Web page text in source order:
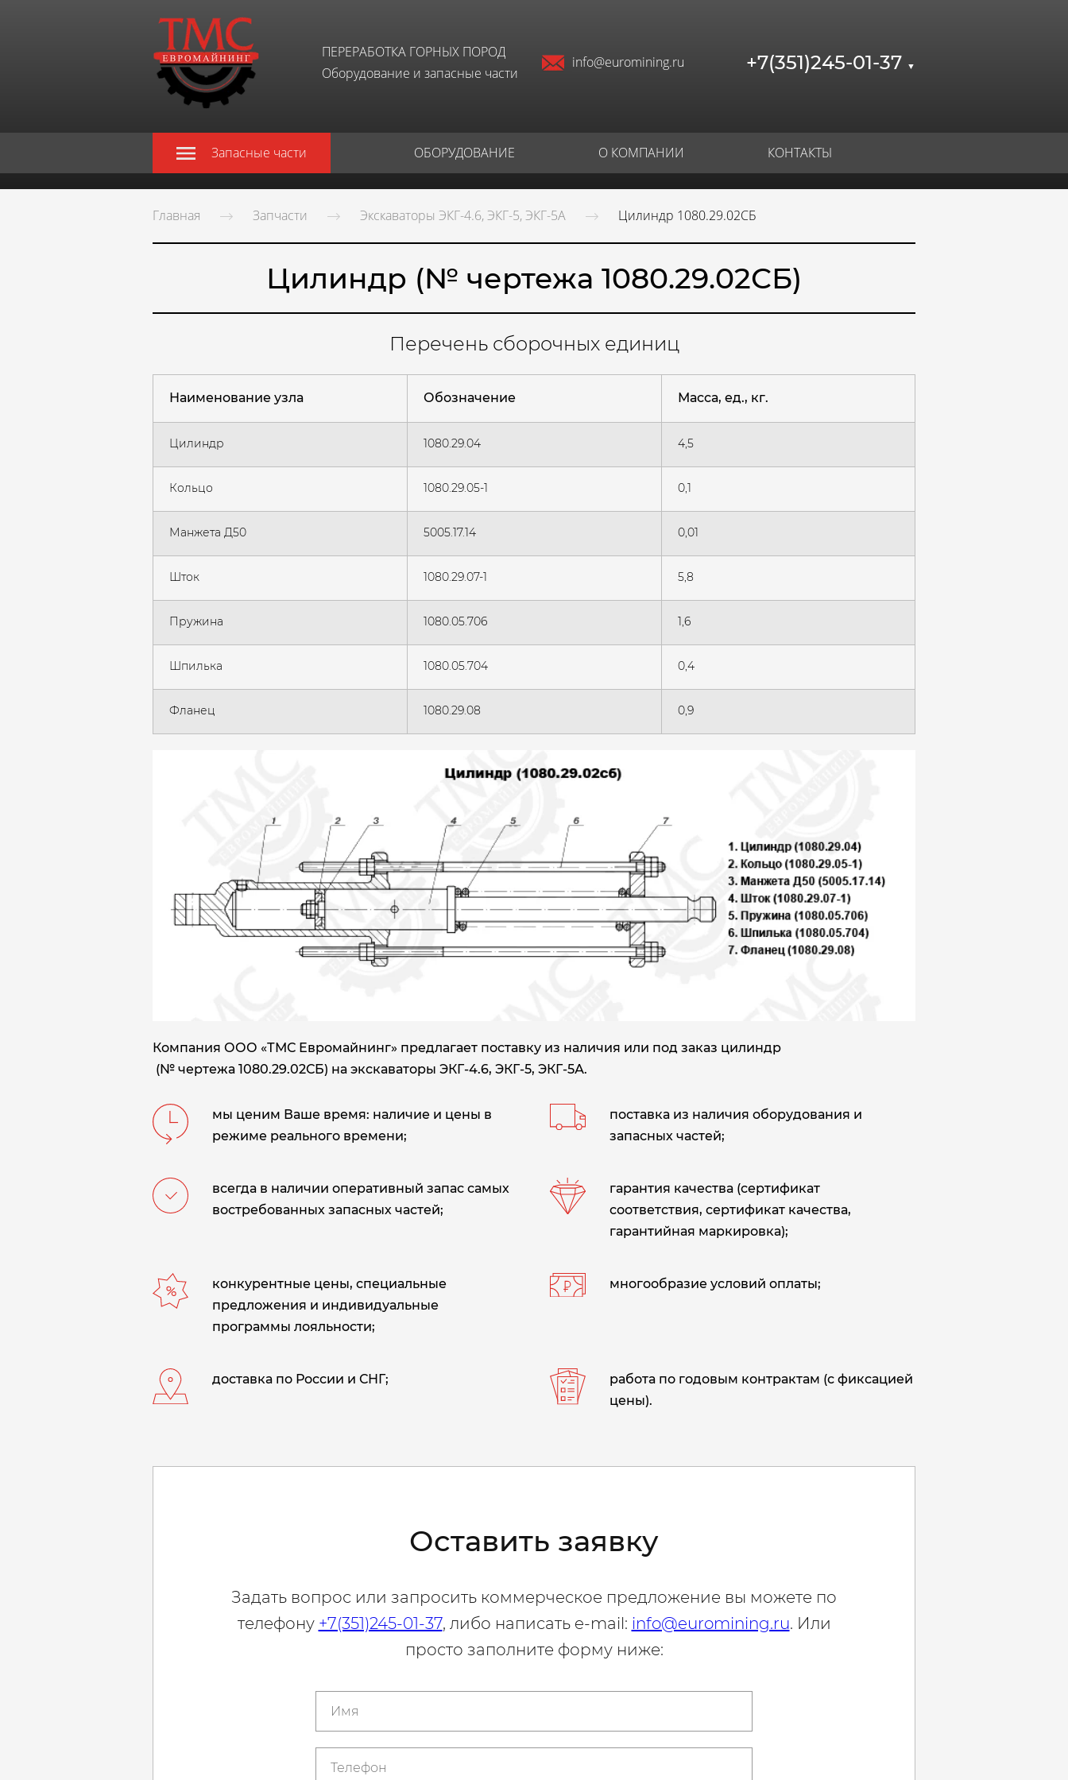
ПЕРЕРАБОТКА ГОРНЫХ ПОРОД
Оборудование и запасные части
info@euromining.ru +7(351)245-01-37 ▼
Запасные части ОБОРУДОВАНИЕ О КОМПАНИИ КОНТАКТЫ
Главная Запчасти Экскаваторы ЭКГ-4.6, ЭКГ-5, ЭКГ-5А Цилиндр 1080.29.02СБ
Цилиндр (№ чертежа 1080.29.02СБ)
Перечень сборочных единиц
Наименование узла Обозначение Масса, ед., кг.
Цилиндр 1080.29.04 4,5
Кольцо 1080.29.05-1 0,1
Манжета Д50 5005.17.14 0,01
Шток 1080.29.07-1 5,8
Пружина 1080.05.706 1,6
Шпилька 1080.05.704 0,4
Фланец 1080.29.08 0,9
Компания ООО «ТМС Евромайнинг» предлагает поставку из наличия или под заказ цилиндр
(№ чертежа 1080.29.02СБ) на экскаваторы ЭКГ-4.6, ЭКГ-5, ЭКГ-5А.
мы ценим Ваше время: наличие и цены в
режиме реального времени;
поставка из наличия оборудования и
запасных частей;
всегда в наличии оперативный запас самых
востребованных запасных частей;
гарантия качества (сертификат
соответствия, сертификат качества,
гарантийная маркировка);
конкурентные цены, специальные
предложения и индивидуальные
программы лояльности;
многообразие условий оплаты;
доставка по России и СНГ;
работа по годовым контрактам (с фиксацией
цены).
Оставить заявку
Задать вопрос или запросить коммерческое предложение вы можете по
телефону +7(351)245-01-37, либо написать e-mail: info@euromining.ru. Или
просто заполните форму ниже: